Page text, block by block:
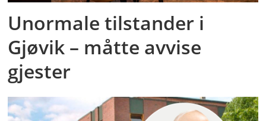
Unormale tilstander i
Gjøvik – måtte avvise
gjester